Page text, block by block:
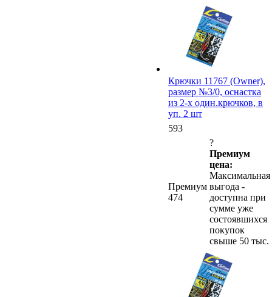
Крючки 11767 (Owner),
размер №3/0, оснастка
из 2-х один.крючков, в
уп. 2 шт
593
Премиум
474
?
Премиум
цена:
Максимальная
выгода -
доступна при
сумме уже
состоявшихся
покупок
свыше 50 тыс.